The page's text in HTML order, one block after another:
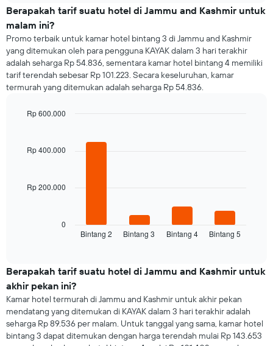
memiliki
1
sumbu
yang
menampilkan
rata-
rata
kamar
rata
harga
kamar
untuk
setiap
hari
Grafik
ini
yang
menampilkan
ini
rata-
rata
harga
kamar
Berapakah tarif suatu hotel di Jammu and Kashmir untuk
malam ini?
Promo terbaik untuk kamar hotel bintang 3 di Jammu and Kashmir
yang ditemukan oleh para pengguna KAYAK dalam 3 hari terakhir
adalah seharga Rp 54.836, sementara kamar hotel bintang 4 memiliki
tarif terendah sebesar Rp 101.223. Secara keseluruhan, kamar
termurah yang ditemukan adalah seharga Rp 54.836.
with
Grafik
untuk
malam
ini
yang
ditemukan
dalam
3
Bintang 2 Bintang 3 Bintang 4 Bintang 5
0
Rp 200.000
Rp 400.000
Rp 600.000
Berapakah tarif suatu hotel di Jammu and Kashmir untuk
akhir pekan ini?
Kamar hotel termurah di Jammu and Kashmir untuk akhir pekan
mendatang yang ditemukan di KAYAK dalam 3 hari terakhir adalah
seharga Rp 89.536 per malam. Untuk tanggal yang sama, kamar hotel
bintang 3 dapat ditemukan dengan harga terendah mulai Rp 143.653